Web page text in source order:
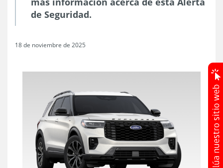
de Seguridad.
18 de noviembre de 2025